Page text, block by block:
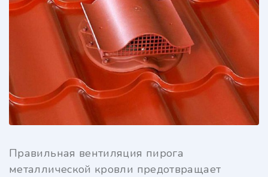
Правильная вентиляция пирога
металлической кровли предотвращает